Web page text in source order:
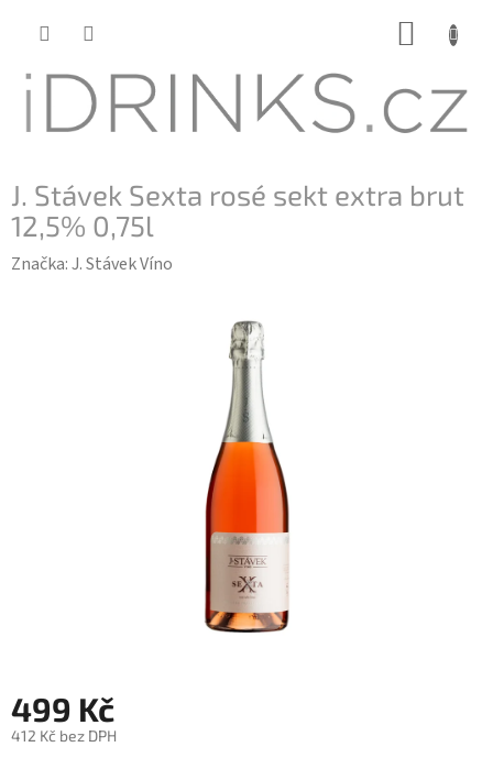
J. Stávek Sexta rosé sekt extra brut
12,5% 0,75l
Značka:J. Stávek Víno
499 Kč
412 Kč bez DPH